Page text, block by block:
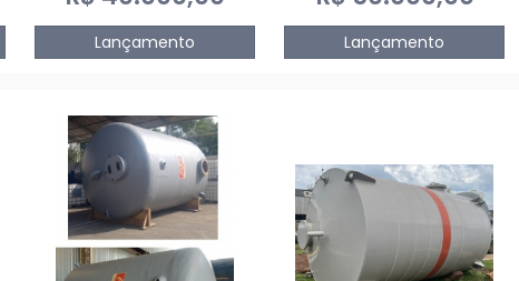
Lançamento Lançamento